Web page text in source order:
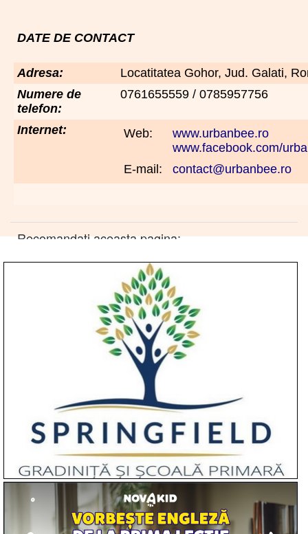
DATE DE CONTACT
Adresa:
Locatitatea Gohor, Jud. Galati,
Numere de
telefon:
0761655559 / 0785957756
Internet: Web:
www.urbanbee.ro
www.facebook.com/
E-mail:
contact@urbanbee.ro
Recomandati aceasta pagina: